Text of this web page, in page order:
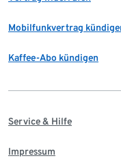
Mobilfunkvertrag
Kaffee-Abo kündigen
Service & Hilfe
Impressum